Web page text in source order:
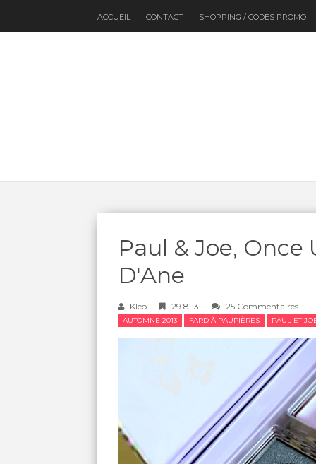
ACCUEIL CONTACT SHOPPING / CODES PROMO
Paul & Joe,
D'Ane
Kleo 29.8.13 25 Commentaires
AUTOMNE 2013 FARD À PAUPIÈRES PAUL ET